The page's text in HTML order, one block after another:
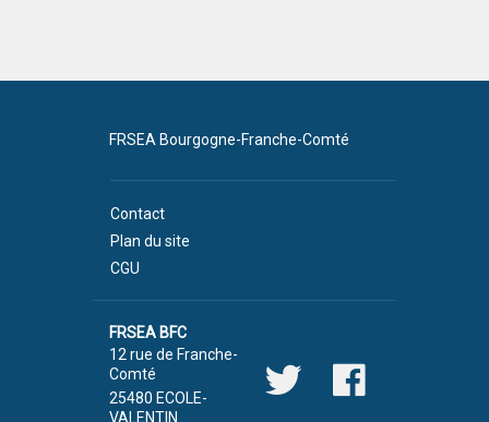
FRSEA Bourgogne-Franche-Comté
Contact
Plan du site
CGU
FRSEA BFC
12 rue de Franche-
Comté
25480 ECOLE-
VALENTIN